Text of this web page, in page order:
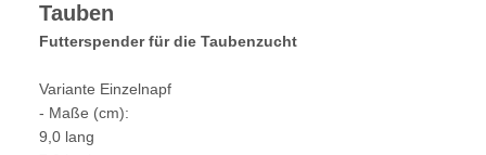
Tauben
Futterspender für die Taubenzucht
Variante Einzelnapf
- Maße (cm):
9,0 lang